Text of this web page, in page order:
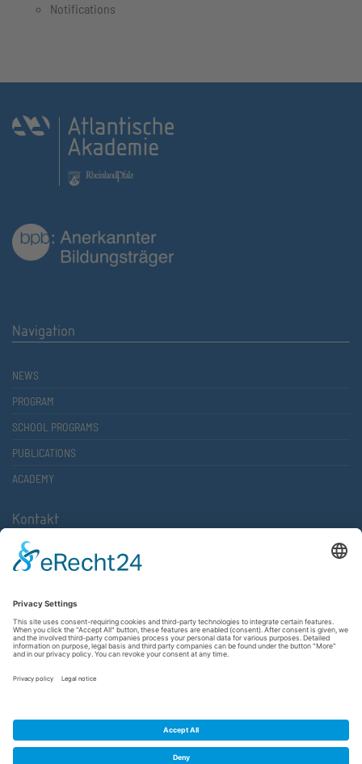
Notifications
Navigation
NEWS
PROGRAM
SCHOOL PROGRAMS
PUBLICATIONS
ACADEMY
Kontakt
Atlantische Akademie Rheinland-Pfalz e.V.
67657 Kaiserslautern
FON 0631 36610-0
FAX 0631 36610-15
©2026 Atlantische Akademie Rheinland-Pfalz e. V. |
Terms and Conditions